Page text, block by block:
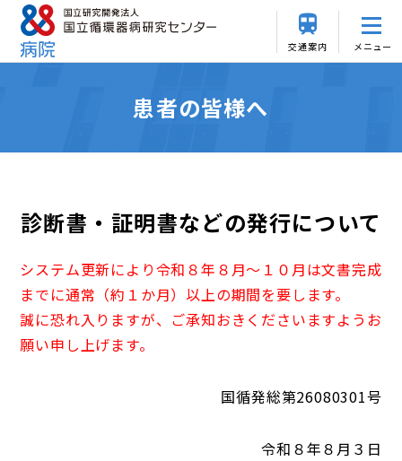
交通案内 メニュー
患者の皆様へ
診断書・証明書などの発行について
システム更新により令和８年８月～１０月は文書完成
までに通常（約１か月）以上の期間を要します。
誠に恐れ入りますが、ご承知おきくださいますようお
願い申し上げます。
国循発総第26080301号
令和８年８月３日